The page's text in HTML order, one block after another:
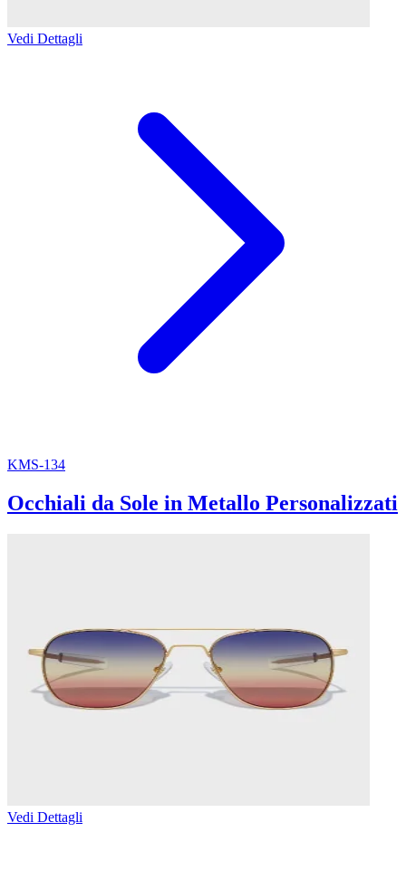
Vedi Dettagli
KMS-134
Occhiali da Sole in Metallo Personalizzati
Vedi Dettagli